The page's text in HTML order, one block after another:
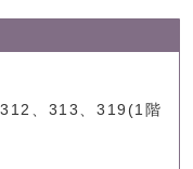
、313、319(1階